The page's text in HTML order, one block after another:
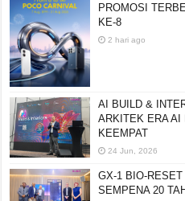
PROMOSI
KE-8
2 hari ago
AI BUILD &
ARKITEK ERA AI
KEEMPAT
24 Jun, 2026
GX-1 BIO-
SEMPENA 20